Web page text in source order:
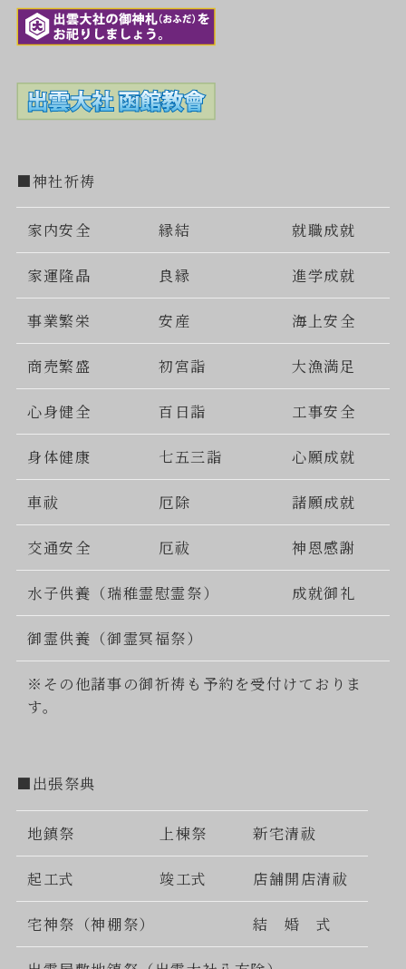
■神社祈祷
家内安全 縁結 就職成就
家運隆晶 良縁 進学成就
事業繁栄 安産 海上安全
商売繁盛 初宮詣 大漁満足
心身健全 百日詣 工事安全
身体健康 七五三詣 心願成就
車祓 厄除 諸願成就
交通安全 厄祓 神恩感謝
水子供養（瑞稚霊慰霊祭） 成就御礼
御霊供養（御霊冥福祭）
※その他諸事の御祈祷も予約を受付けておりま
す。
■出張祭典
地鎮祭 上棟祭 新宅清祓
起工式 竣工式 店舗開店清祓
宅神祭（神棚祭） 結 婚 式